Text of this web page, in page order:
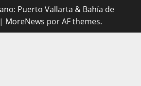
Puerto Vallarta & Bahía de
| MoreNews por AF themes.